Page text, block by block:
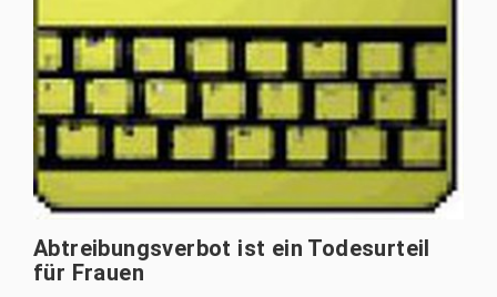
Abtreibungsverbot ist ein Todesurteil
für Frauen